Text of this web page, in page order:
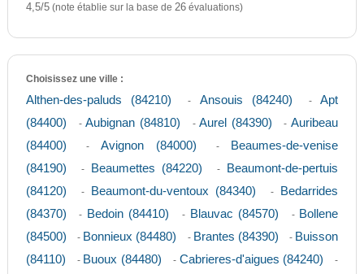
4,5/5(note établie sur la base de 26évaluations)
Choisissez une ville :
Althen-des-paluds (84210) - Ansouis (84240) -Apt
(84400)
-Aubignan (84810) -Aurel (84390) -Auribeau
(84400)
- Avignon (84000) -
Beaumes-de-venise
(84190)
- Beaumettes (84220) -
Beaumont-de-pertuis
(84120)
- Beaumont-du-ventoux (84340) -
Bedarrides
(84370)
- Bedoin (84410) - Blauvac (84570) - Bollene
(84500)
- Bonnieux (84480) - Brantes (84390) - Buisson
(84110)
- Buoux (84480) - Cabrieres-d'aigues (84240) -